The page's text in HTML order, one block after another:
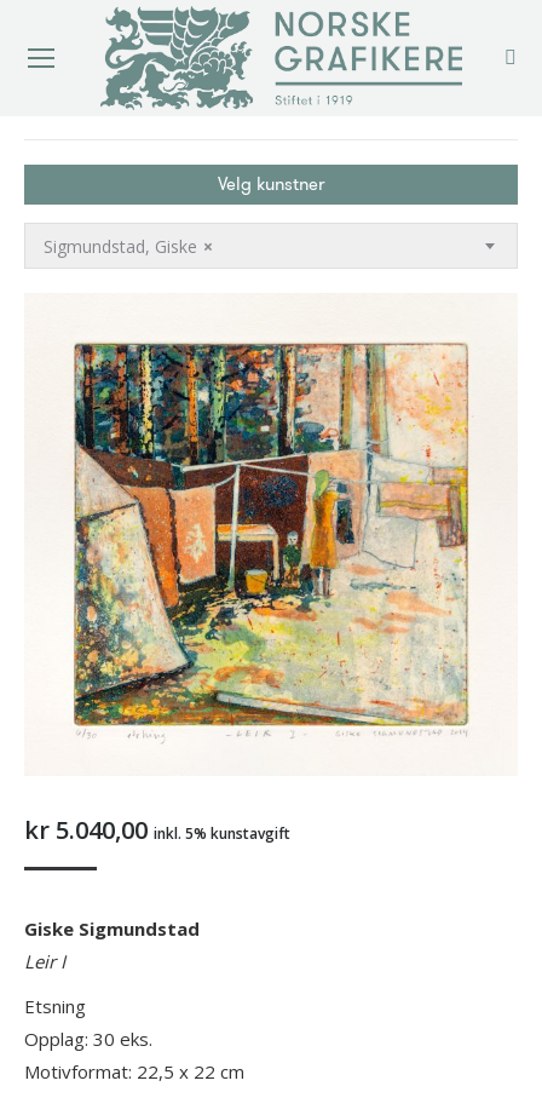
Velg kunstner
×
Sigmundstad, Giske
kr 5.040,00 inkl. 5% kunstavgift
Giske Sigmundstad
Leir I
Etsning
Opplag: 30 eks.
Motivformat: 22,5 x 22 cm